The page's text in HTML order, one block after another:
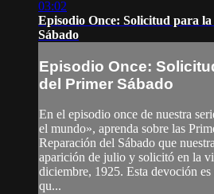
03:02
Episodio Once: Solicitud para
Sábado
Episodio Once:
del Primer Sábado
En el episodio once de nuestra
el mundo», aprenda sobre las
Reparación del Sábado que
aparición de julio y solicitó en la
diciembre, 1925. Esta devoción
qu...